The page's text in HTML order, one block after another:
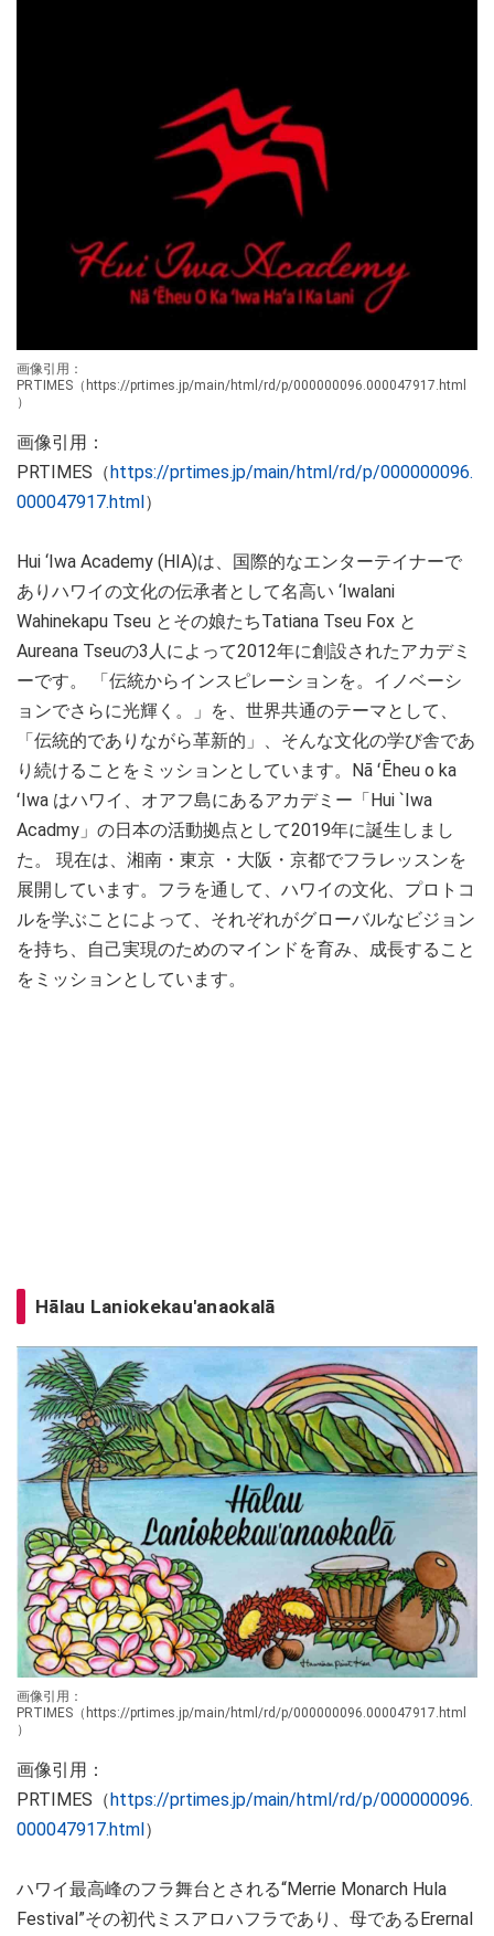
画像引用：
PRTIMES（https://prtimes.jp/main/html/rd/p/000000096.000047917.html
）
画像引用：
PRTIMES（ https://prtimes.jp/main/html/rd/p/000000096.
000047917.html ）
Hui ‘Iwa Academy (HIA)は、国際的なエンターテイナーで
ありハワイの文化の伝承者として名高い ‘Iwalani
Wahinekapu Tseu とその娘たちTatiana Tseu Fox と
Aureana Tseuの3人によって2012年に創設されたアカデミ
ーです。 「伝統からインスピレーションを。イノベーシ
ョンでさらに光輝く。」を、世界共通のテーマとして、
「伝統的でありながら革新的」、そんな文化の学び舎であ
り続けることをミッションとしています。Nā ʻĒheu o ka
ʻIwa はハワイ、オアフ島にあるアカデミー「Hui `Iwa
Acadmy」の日本の活動拠点として2019年に誕生しまし
た。 現在は、湘南・東京 ・大阪・京都でフラレッスンを
展開しています。フラを通して、ハワイの文化、プロトコ
ルを学ぶことによって、それぞれがグローバルなビジョン
を持ち、自己実現のためのマインドを育み、成長すること
をミッションとしています。
Hālau Laniokekau'anaokalā
画像引用：
PRTIMES（https://prtimes.jp/main/html/rd/p/000000096.000047917.html
）
画像引用：
PRTIMES（https://prtimes.jp/main/html/rd/p/000000096.
000047917.html）
ハワイ最高峰のフラ舞台とされる“Merrie Monarch Hula
Festival”その初代ミスアロハフラであり、母であるErernal